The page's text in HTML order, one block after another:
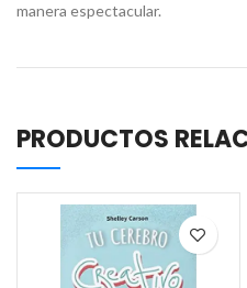
manera espectacular.
PRODUCTOS